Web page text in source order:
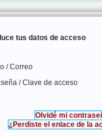
tus datos de acceso
/ Correo
/ Clave de acceso
Olvidé mi
¿Perdiste el enlace de la